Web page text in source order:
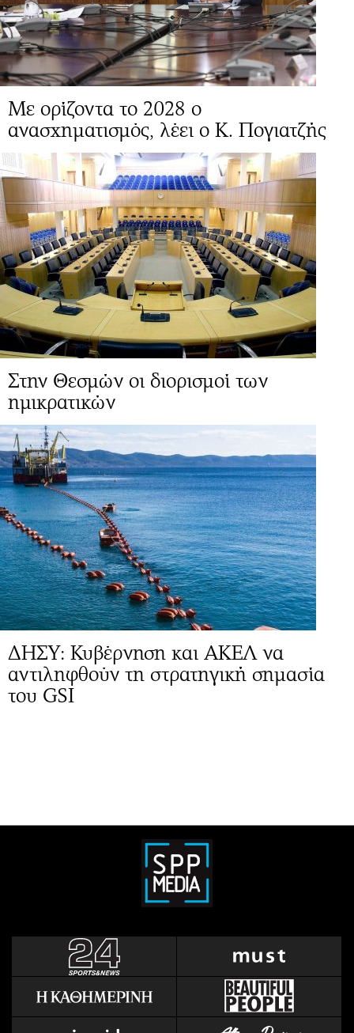
Mε ορίζοντα το 2028 ο
ανασχηματισμός, λέει ο Κ. Πογιατζής
Στην Θεσμών οι διορισμοί των
ημικρατικών
ΔΗΣΥ: Κυβέρνηση και ΑΚΕΛ να
αντιληφθούν τη στρατηγική σημασία
του GSI